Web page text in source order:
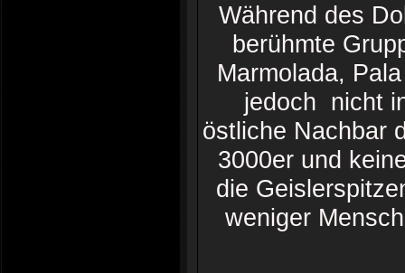
Während des
berühmte
Marmolada,
jedoch nicht
östliche Nachbar
3000er und
die
weniger